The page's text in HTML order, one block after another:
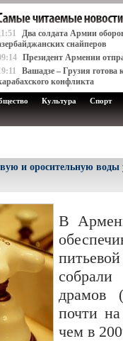
Два солдата Армии
снайперов
Президент Армении
Вашадзе – Грузия готова
конфликта
Культура
Спорт
и оросительную воды
В
драмов
почти
чем в